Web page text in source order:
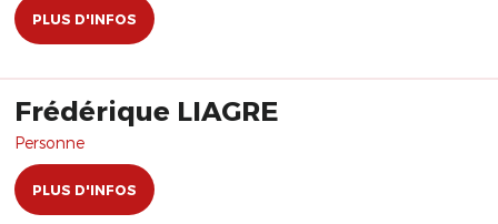
PLUS D'INFOS
Frédérique LIAGRE
Personne
PLUS D'INFOS